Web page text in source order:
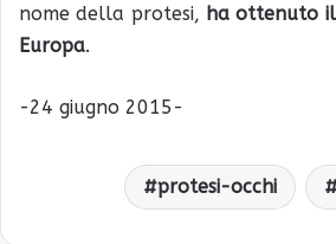
nome della protesi, ha ottenuto
Europa.
-24 giugno 2015-
protesi-occhi